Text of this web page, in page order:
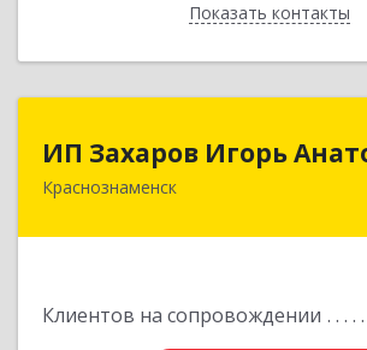
Показать контакты
Назад
ИП Захаров Игорь
Краснознаменск
Клиентов на сопровождении
143090, Московская обл,